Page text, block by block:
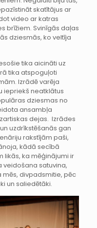
skatītājus ar
video ar katras
brīžiem. Svinīgās daļas
dziesmās, ko veltīja
tika aicināti uz
tika atspoguļoti
Izrādē varēja
iepriekš neatklātus
dziesmas no
ansambļa
dejas. Izrādes
uzdrīkstēšanās gan
rakstījām paši,
kādā secībā
likās, ka mēģinājumi ir
satuvina,
divpadsmitie, pēc
un saliedētāki.